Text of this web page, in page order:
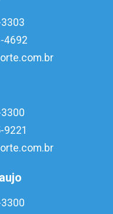
4692
9221